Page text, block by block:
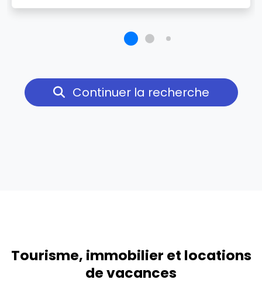
Continuer la recherche
Tourisme, immobilier et locations
de vacances